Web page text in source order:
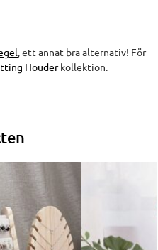
, ett annat bra alternativ! För
Houderkollektion.